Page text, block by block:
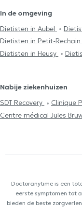
In de omgeving
Dietisten in Aubel
Dietisten in Petit-Rechain
Dietisten in Heusy
Nabije ziekenhuizen
SDT Recovery
Clinique
Centre médical Jules
Doctoranytime is een
eerste symptomen tot
bieden de beste